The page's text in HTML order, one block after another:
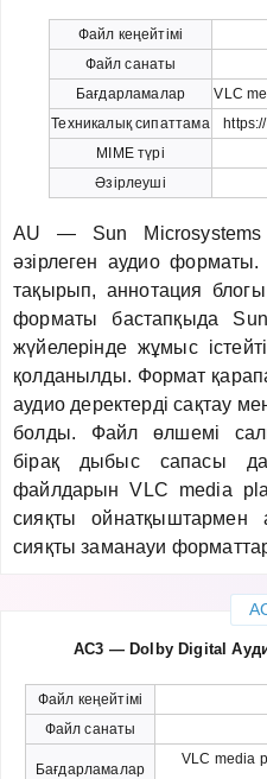
Файл кеңейтімі
Файл санаты
Бағдарламалар
VLC
Техникалық сипаттама
MIME түрі
Әзірлеуші
AU — Sun
әзірлеген аудио
тақырып, аннотация
форматы бастапқыда
жүйелерінде жұмыс
қолданылды. Формат
аудио деректерді сақтау
болды. Файл өлшемі
бірақ дыбыс сапасы
файлдарын VLC media
сияқты
сияқты заманауи
AC3 — Dolby Digital
Файл кеңейтімі
Файл санаты
Бағдарламалар
VLC media